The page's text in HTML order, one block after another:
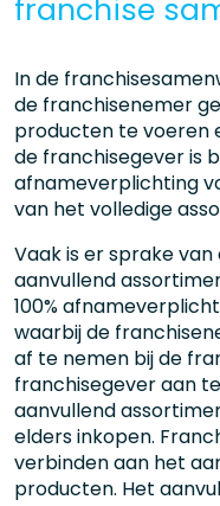
franchise
In de
de franchisenemer
producten te voeren
de franchisegever is
afnameverplichting
van het volledige
Vaak is er sprake
aanvullend
100%
waarbij de
af te nemen bij de
franchisegever aan
aanvullend
elders inkopen.
verbinden aan het
producten. Het